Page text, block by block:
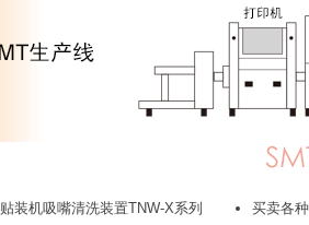
贴装机吸嘴清洗装置TNW-X系列
买卖各